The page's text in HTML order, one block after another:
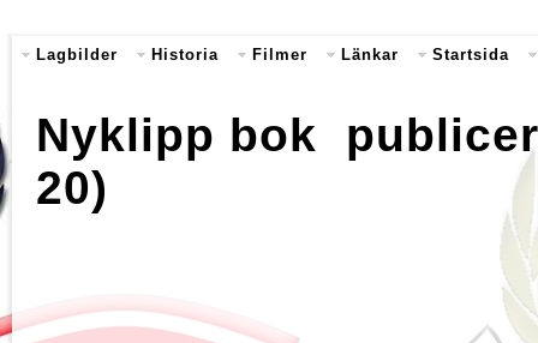
Lagbilder Historia Filmer Länkar Startsida
Nyklipp bok
20)